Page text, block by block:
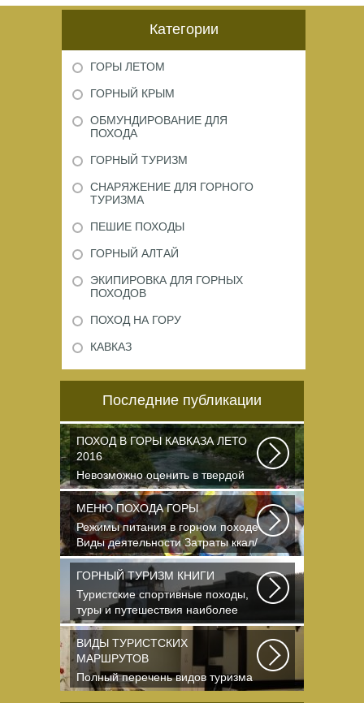
Категории
ГОРЫ ЛЕТОМ
ГОРНЫЙ КРЫМ
ОБМУНДИРОВАНИЕ ДЛЯ
ПОХОДА
ГОРНЫЙ ТУРИЗМ
СНАРЯЖЕНИЕ ДЛЯ ГОРНОГО
ТУРИЗМА
ПЕШИЕ ПОХОДЫ
ГОРНЫЙ АЛТАЙ
ЭКИПИРОВКА ДЛЯ ГОРНЫХ
ПОХОДОВ
ПОХОД НА ГОРУ
КАВКАЗ
Последние публикации
ПОХОД В ГОРЫ КАВКАЗА ЛЕТО
2016
Невозможно оценить в твердой
валюте то ощущение свободы и
вневременности...
МЕНЮ ПОХОДА ГОРЫ
Режимы питания в горном походе
Виды деятельности Затраты ккал/
час жен (55+15)...
ГОРНЫЙ ТУРИЗМ КНИГИ
Туристские спортивные походы,
туры и путешествия наиболее
полно и органично...
ВИДЫ ТУРИСТСКИХ
МАРШРУТОВ
Полный перечень видов туризма
официально